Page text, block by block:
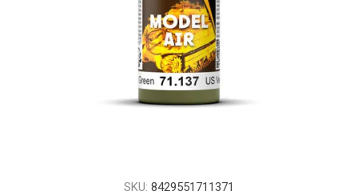
SKU: 8429551711371